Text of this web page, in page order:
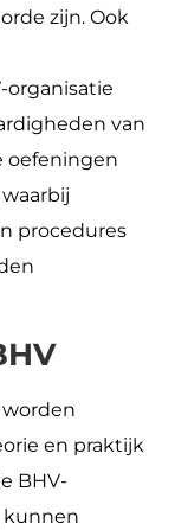
zijn. Ook
van
oefeningen
procedures
worden
en praktijk
BHV-
kunnen